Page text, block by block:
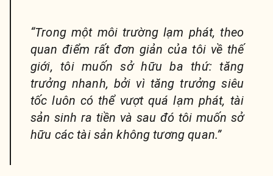
“Trong một môi trường lạm phát, theo
quan điểm rất đơn giản của tôi về thế
giới, tôi muốn sở hữu ba thứ: tăng
trưởng nhanh, bởi vì tăng trưởng siêu
tốc luôn có thể vượt quá lạm phát, tài
sản sinh ra tiền và sau đó tôi muốn sở
hữu các tài sản không tương quan.”